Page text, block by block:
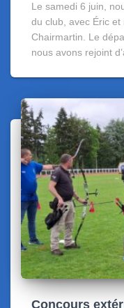
Le samedi 6 juin,
du club, avec Éric
Chairmartin. Le
nous avons rejoint
Concours